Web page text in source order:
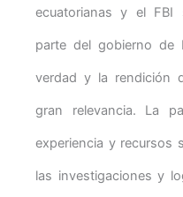
ecuatorianas y el FBI
parte del gobierno de
verdad y la rendición
gran relevancia. La
experiencia y recursos
las investigaciones y